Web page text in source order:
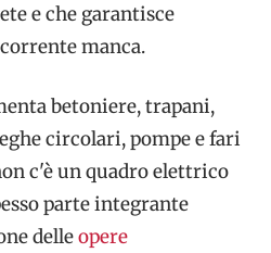
e che garantisce
manca.
betoniere, trapani,
circolari, pompe e fari
c'è un quadro elettrico
parte integrante
delleopere